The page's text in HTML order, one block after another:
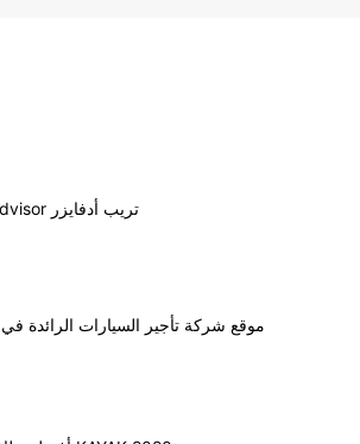
TripAdvisor تريب أدفايزر
موقع شركة تأجير السيارات الرائدة في